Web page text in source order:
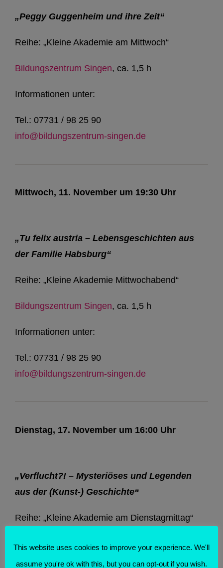
„Peggy Guggenheim und ihre Zeit“
Reihe: „Kleine Akademie am Mittwoch“
Bildungszentrum Singen, ca. 1,5 h
Informationen unter:
Tel.: 07731 / 98 25 90
info@bildungszentrum-singen.de
Mittwoch, 11. November um 19:30 Uhr
„Tu felix austria – Lebensgeschichten aus
der Familie Habsburg“
Reihe: „Kleine Akademie Mittwochabend“
Bildungszentrum Singen, ca. 1,5 h
Informationen unter:
Tel.: 07731 / 98 25 90
info@bildungszentrum-singen.de
Dienstag, 17. November um 16:00 Uhr
„Verflucht?! – Mysteriöses und Legenden
aus der (Kunst-) Geschichte“
Reihe: „Kleine Akademie am Dienstagmittag“
Bildungszentrum Konstanz, ca. 1,5 h
This website uses cookies to improve your experience. We'll
assume you're ok with this, but you can opt-out if you wish.